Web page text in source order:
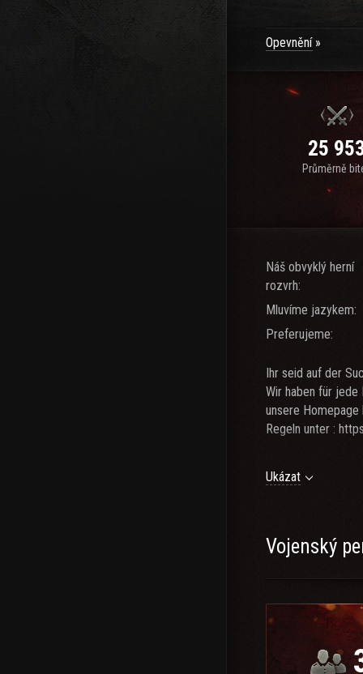
Opevnění
25
Průměrně
Náš obvyklý herní
rozvrh:
Mluvíme jazykem:
Preferujeme:
Ihr seid auf der
Wir haben für jede
unsere
Regeln unter :
- Mischung aus
- Kenntnisse der
- Informative
weiteren
- Clanbooster
Unsere Ziele:
Ukázat
Vojenský